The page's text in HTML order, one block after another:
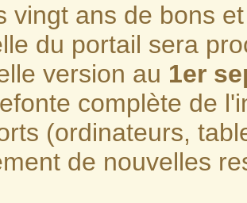
vingt ans de bons
du portail sera
version au 1er
complète de
(ordinateurs,
de nouvelles